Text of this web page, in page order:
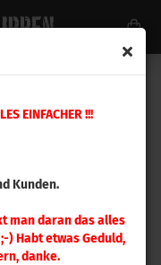
EINFACHER !!!
Kunden.
man daran das alles
) Habt etwas Geduld,
danke.
48 pro Seite
pro Seite